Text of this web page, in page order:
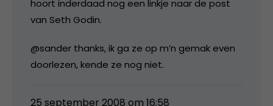
hoort inderdaad nog een linkje naar de post
van Seth Godin.
@sander thanks, ik ga ze op m’n gemak even
doorlezen, kende ze nog niet.
25 september 2008 om 16:58